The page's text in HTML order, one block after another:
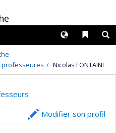
Liens
Langues
Nicolas FONTAINE
Modifier son profil